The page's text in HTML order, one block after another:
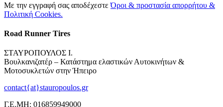
Με την εγγραφή σας αποδέχεστεΌροι & προστασία απορρήτου &
Πολιτική Cookies.
Road Runner Tires
ΣΤΑΥΡΟΠΟΥΛΟΣ Ι.
Βουλκανιζατέρ – Κατάστημα ελαστικών Αυτοκινήτων &
Μοτοσυκλετών στην Ήπειρο
contact{at}stauropoulos.gr
Γ.Ε.ΜΗ: 016859949000